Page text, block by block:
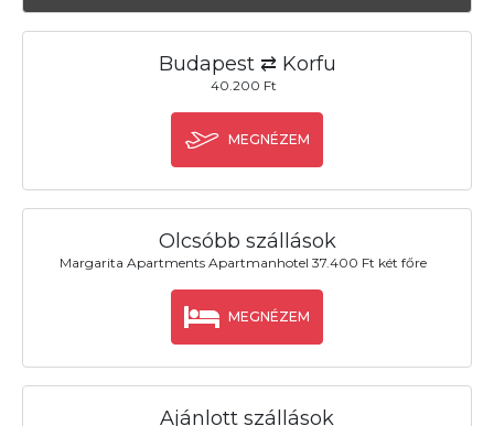
Budapest ⇄ Korfu
40.200 Ft
MEGNÉZEM
Olcsóbb szállások
Margarita Apartments Apartmanhotel 37.400 Ft két főre
MEGNÉZEM
Ajánlott szállások